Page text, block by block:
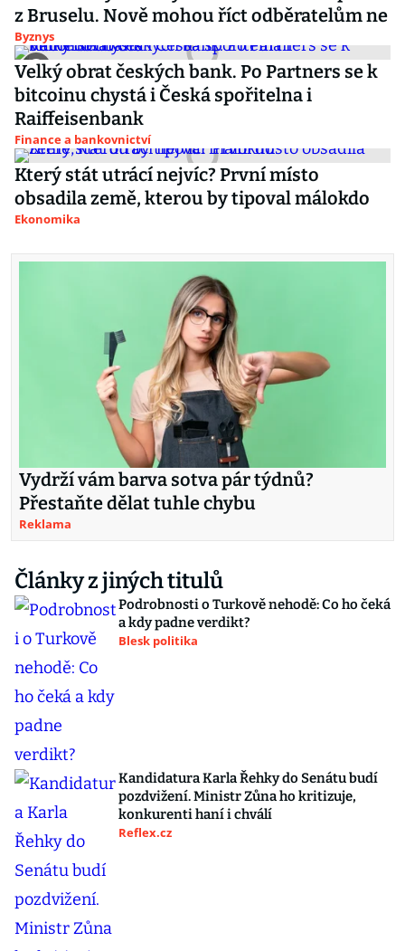
z Bruselu. Nově mohou říct odběratelům ne
Byznys
Velký obrat českých bank. Po Partners se k
bitcoinu chystá i Česká spořitelna i
Raiffeisenbank
Finance a bankovnictví
Který stát utrácí nejvíc? První místo
obsadila země, kterou by tipoval málokdo
Ekonomika
Vydrží vám barva sotva pár týdnů?
Přestaňte dělat tuhle chybu
Reklama
Články z jiných titulů
Podrobnosti o Turkově nehodě: Co ho čeká
a kdy padne verdikt?
Blesk politika
Kandidatura Karla Řehky do Senátu budí
pozdvižení. Ministr Zůna ho kritizuje,
konkurenti haní i chválí
Reflex.cz